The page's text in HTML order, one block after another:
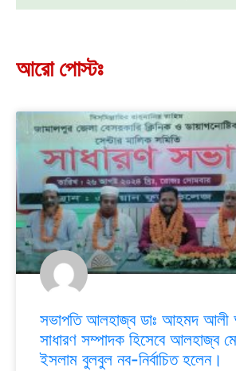
আরো পোস্টঃ
সভাপতি আলহাজ্ব ডাঃ আহমদ আলী
সাধারণ সম্পাদক হিসেবে আলহাজ্ব
ইসলাম বুলবুল নব-নির্বাচিত হলেন।